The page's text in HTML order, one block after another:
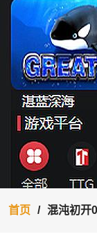
首页 混沌初开